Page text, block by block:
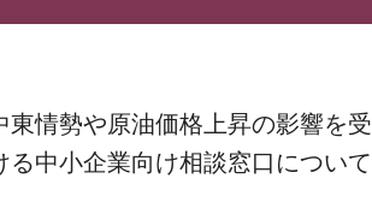
東情勢や原油価格上昇の影響を受
る中小企業向け相談窓口について